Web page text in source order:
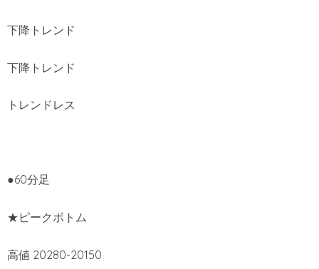
下降トレンド
下降トレンド
トレンドレス
●60分足
★ピークボトム
高値 20280-20150